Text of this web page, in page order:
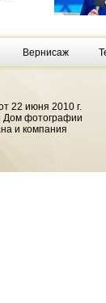
Вернисаж
22 июня 2010 г.
Дом фотографии
и компания